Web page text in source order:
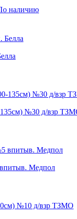
наличию
№30 д/взр
Медпол